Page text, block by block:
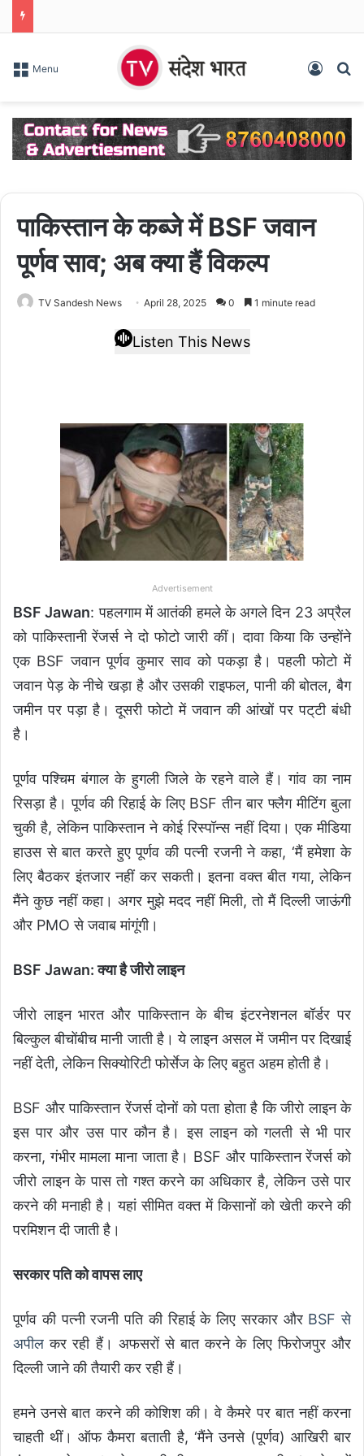
Menu Log In
पाकिस्तान के कब्जे में BSF जवान
पूर्णव साव; अब क्या हैं विकल्प
TV Sandesh News April 28, 2025 0 1 minute read
Listen This News
Advertisement
BSF Jawan: पहलगाम में आतंकी हमले के अगले दिन 23 अप्रैल
को पाकिस्तानी रेंजर्स ने दो फोटो जारी कीं। दावा किया कि उन्होंने
एक BSF जवान पूर्णव कुमार साव को पकड़ा है। पहली फोटो में
जवान पेड़ के नीचे खड़ा है और उसकी राइफल, पानी की बोतल, बैग
जमीन पर पड़ा है। दूसरी फोटो में जवान की आंखों पर पट्‌टी बंधी
है।
पूर्णव पश्चिम बंगाल के हुगली जिले के रहने वाले हैं। गांव का नाम
रिसड़ा है। पूर्णव की रिहाई के लिए BSF तीन बार फ्लैग मीटिंग बुला
चुकी है, लेकिन पाकिस्तान ने कोई रिस्पॉन्स नहीं दिया। एक मीडिया
हाउस से बात करते हुए पूर्णव की पत्नी रजनी ने कहा, ‘मैं हमेशा के
लिए बैठकर इंतजार नहीं कर सकती। इतना वक्त बीत गया, लेकिन
मैंने कुछ नहीं कहा। अगर मुझे मदद नहीं मिली, तो मैं दिल्ली जाऊंगी
और PMO से जवाब मांगूंगी।
BSF Jawan: क्या है जीरो लाइन
जीरो लाइन भारत और पाकिस्तान के बीच इंटरनेशनल बॉर्डर पर
बिल्कुल बीचोंबीच मानी जाती है। ये लाइन असल में जमीन पर दिखाई
नहीं देती, लेकिन सिक्योरिटी फोर्सेज के लिए बहुत अहम होती है।
BSF और पाकिस्तान रेंजर्स दोनों को पता होता है कि जीरो लाइन के
इस पार और उस पार कौन है। इस लाइन को गलती से भी पार
करना, गंभीर मामला माना जाता है। BSF और पाकिस्तान रेंजर्स को
जीरो लाइन के पास तो गश्त करने का अधिकार है, लेकिन उसे पार
करने की मनाही है। यहां सीमित वक्त में किसानों को खेती करने की
परमिशन दी जाती है।
सरकार पति को वापस लाए
पूर्णव की पत्नी रजनी पति की रिहाई के लिए सरकार और BSF से
अपील कर रही हैं। अफसरों से बात करने के लिए फिरोजपुर और
दिल्ली जाने की तैयारी कर रही हैं।
हमने उनसे बात करने की कोशिश की। वे कैमरे पर बात नहीं करना
चाहती थीं। ऑफ कैमरा बताती है, ‘मैंने उनसे (पूर्णव) आखिरी बार